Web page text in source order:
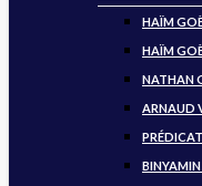
HAÏM
HAÏM
NATHAN
ARNAUD